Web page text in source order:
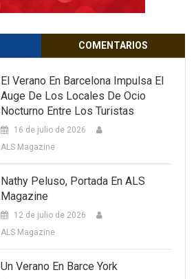
COMENTARIOS
El Verano En Barcelona Impulsa El
Auge De Los Locales De Ocio
Nocturno Entre Los Turistas
16 de julio de 2026
ALS Magazine
Nathy Peluso, Portada En ALS
Magazine
12 de julio de 2026
ALS Magazine
Un Verano En Barce York